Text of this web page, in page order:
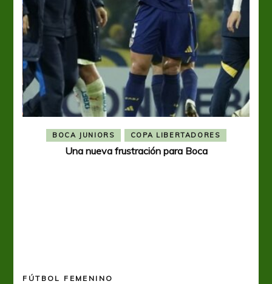
BOCA JUNIORS COPA LIBERTADORES
Una nueva frustración para Boca
FÚTBOL FEMENINO